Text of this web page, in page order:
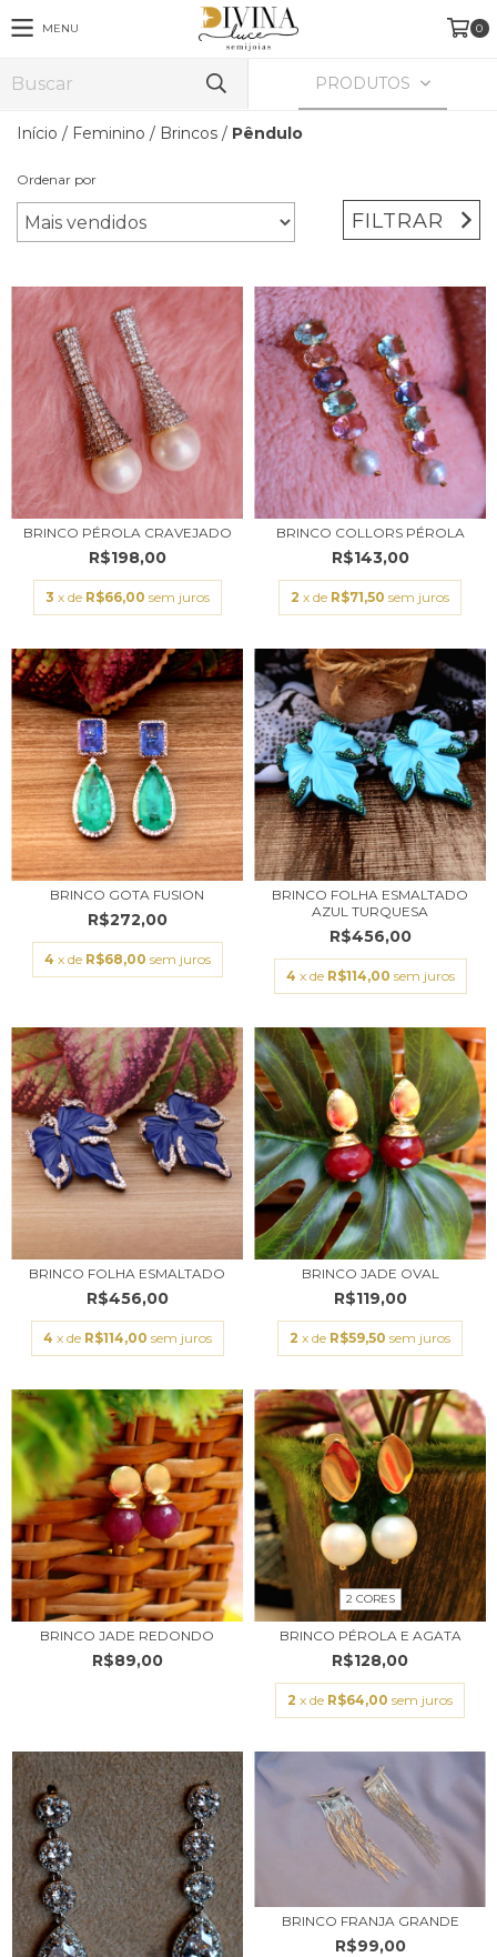
MENU 0
PRODUTOS
Início / Feminino / Brincos / Pêndulo
Ordenar por
FILTRAR
BRINCO PÉROLA CRAVEJADO
R$198,00
3 x de R$66,00 sem juros
BRINCO COLLORS PÉROLA
R$143,00
2 x de R$71,50 sem juros
BRINCO GOTA FUSION
R$272,00
4 x de R$68,00 sem juros
BRINCO FOLHA ESMALTADO
AZUL TURQUESA
R$456,00
4 x de R$114,00 sem juros
BRINCO FOLHA ESMALTADO
R$456,00
4 x de R$114,00 sem juros
BRINCO JADE OVAL
R$119,00
2 x de R$59,50 sem juros
BRINCO JADE REDONDO
R$89,00
2 CORES
BRINCO PÉROLA E AGATA
R$128,00
2 x de R$64,00 sem juros
BRINCO FRANJA GRANDE
R$99,00